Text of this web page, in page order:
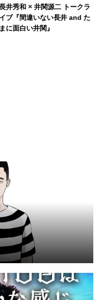
井秀和 × 井関源二 トークラ
イブ『間違いない長井 and た
まに面白い井関』